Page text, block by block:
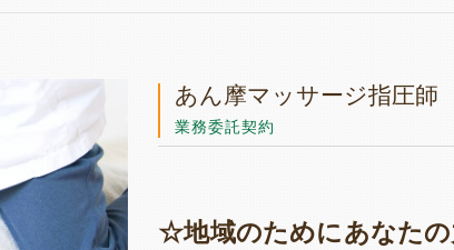
あん摩マッサージ指圧師
業務委託契約
☆地域のためにあなた